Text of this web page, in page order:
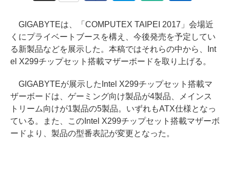
GIGABYTEは、「COMPUTEX TAIPEI 2017」会場近
くにプライベートブースを構え、今後発売を予定してい
る新製品などを展示した。本稿ではそれらの中から、Int
el X299チップセット搭載マザーボードを取り上げる。
GIGABYTEが展示したIntel X299チップセット搭載マ
ザーボードは、ゲーミング向け製品が4製品、メインス
トリーム向けが1製品の5製品。いずれもATX仕様となっ
ている。また、このIntel X299チップセット搭載マザーボ
ードより、製品の型番表記が変更となった。